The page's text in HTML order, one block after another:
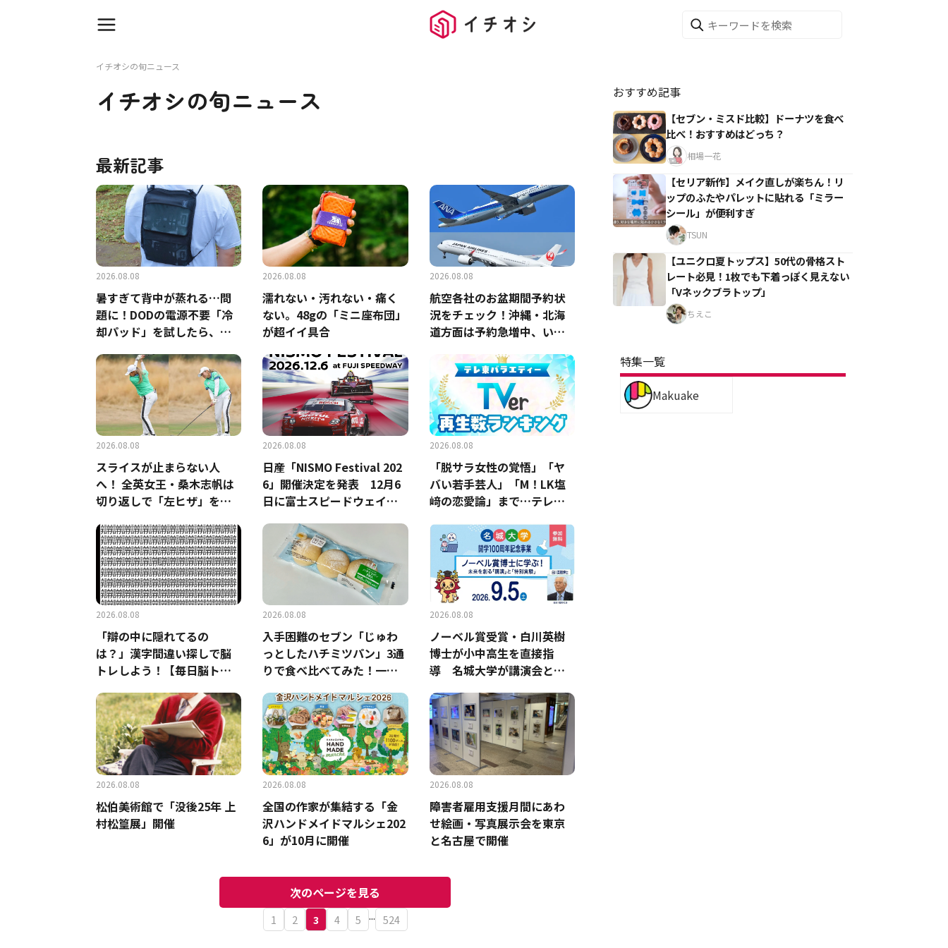
イチオシの旬ニュース
イチオシの旬ニュース
最新記事
2026.08.08
暑すぎて背中が蒸れる…問
題に！DODの電源不要「冷
却パッド」を試したら、夏
2026.08.08
濡れない・汚れない・痛く
ない。48gの「ミニ座布団」
が超イイ具合
2026.08.08
航空各社のお盆期間予約状
況をチェック！沖縄・北海
道方面は予約急増中、いま
2026.08.08
スライスが止まらない人
へ！ 全英女王・桑木志帆は
切り返しで「左ヒザ」を先
スイング
2026.08.08
日産「NISMO Festival 202
6」開催決定を発表 12月6
日に富士スピードウェイで
2026.08.08
「脱サラ女性の覚悟」「ヤ
バい若手芸人」「M！LK塩
﨑の恋愛論」まで…テレ東
プ5！※8月2日（日）～8月5
日（水）集計
2026.08.08
「辯の中に隠れてるの
は？」漢字間違い探しで脳
トレしよう！【毎日脳ト
2026.08.08
入手困難のセブン「じゅわ
っとしたハチミツパン」3通
りで食べ比べてみた！一番
2026.08.08
ノーベル賞受賞・白川英樹
博士が小中高生を直接指
導 名城大学が講演会と導
ントを開催
2026.08.08
松伯美術館で「没後25年 上
村松篁展」開催
2026.08.08
全国の作家が集結する「金
沢ハンドメイドマルシェ202
6」が10月に開催
2026.08.08
障害者雇用支援月間にあわ
せ絵画・写真展示会を東京
と名古屋で開催
次のページを見る
1 2 3 4 5 ... 524
おすすめ記事
【セブン・ミスド比較】ドーナツを食べ
比べ！おすすめはどっち？
相場一花
【セリア新作】メイク直しが楽ちん！リ
ップのふたやパレットに貼れる「ミラー
シール」が便利すぎ
TSUN
【ユニクロ夏トップス】50代の骨格スト
レート必見！1枚でも下着っぽく見えない
「Vネックブラトップ」
ちえこ
特集一覧
Makuake